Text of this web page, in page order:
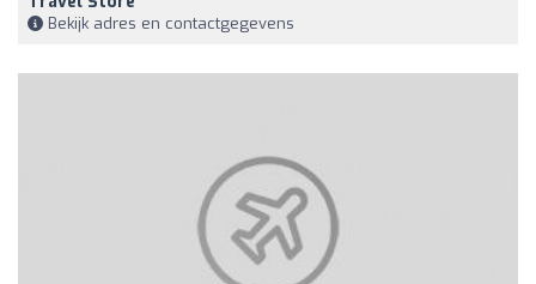
Bekijk adres en contactgegevens